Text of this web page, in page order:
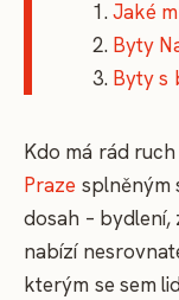
Jaké
Byty
Byty s
Kdo má rád
Praze splněným
dosah – bydlení,
nabízí
kterým se sem